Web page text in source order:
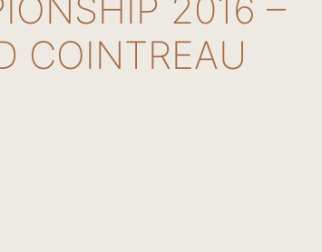
2016 –
COINTREAU